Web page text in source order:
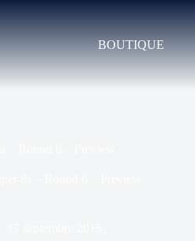
BOUTIQUE